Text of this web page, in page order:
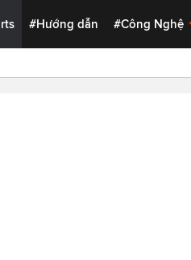
#Hướng dẫn #Công Nghệ